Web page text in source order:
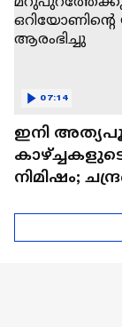
ഇനി
നിമിഷം;
ആരംഭിച്ചു
07:14